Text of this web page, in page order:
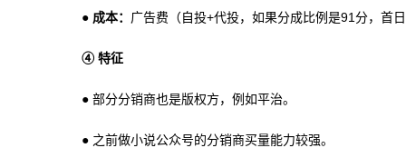
● 成本： 广告费（自投+代投，如果分成比例是91分，首
④ 特征
● 部分分销商也是版权方，例如平治。
● 之前做小说公众号的分销商买量能力较强。